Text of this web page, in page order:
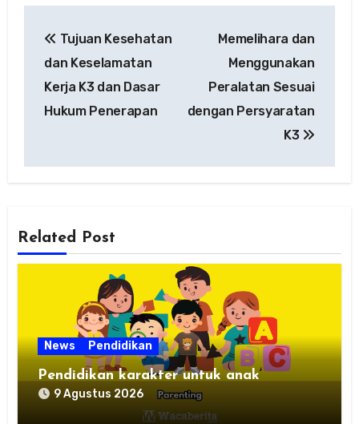
pos
Tujuan Kesehatan
dan Keselamatan
Kerja K3 dan Dasar
Hukum Penerapan
Memelihara dan
Menggunakan
Peralatan Sesuai
dengan Persyaratan
K3
Related Post
News Pendidikan
Pendidikan karakter untuk anak
9 Agustus 2026